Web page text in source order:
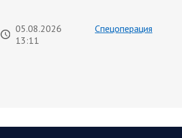
05.08.2026
13:11
Спецоперация